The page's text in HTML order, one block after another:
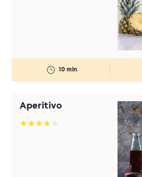
10 min
Aperitivo
Betyg: 3.82 av 5